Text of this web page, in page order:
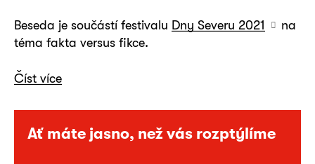
Ať máte jasno, než vás rozptýlíme
Beseda je součástí festivalu Dny Severu 2021
na
téma fakta versus fikce.
Číst více